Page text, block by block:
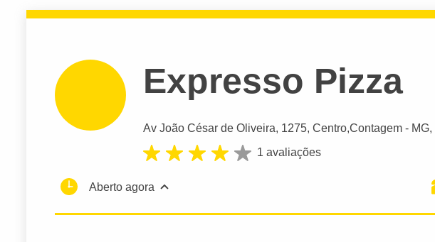
Expresso Pizza
Av João César de Oliveira, 1275, Centro,Contagem - MG,
1 avaliações
Aberto agora